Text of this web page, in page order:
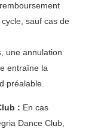
sauf cas de
une annulation
entraîne la
préalable.
: En cas
Dance Club,